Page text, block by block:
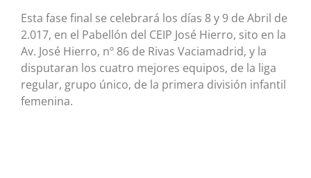
Esta fase final se celebrará los días 8 y 9 de Abril de
2.017, en el Pabellón del CEIP José Hierro, sito en la
Av. José Hierro, nº 86 de Rivas Vaciamadrid, y la
disputaran los cuatro mejores equipos, de la liga
regular, grupo único, de la primera división infantil
femenina.